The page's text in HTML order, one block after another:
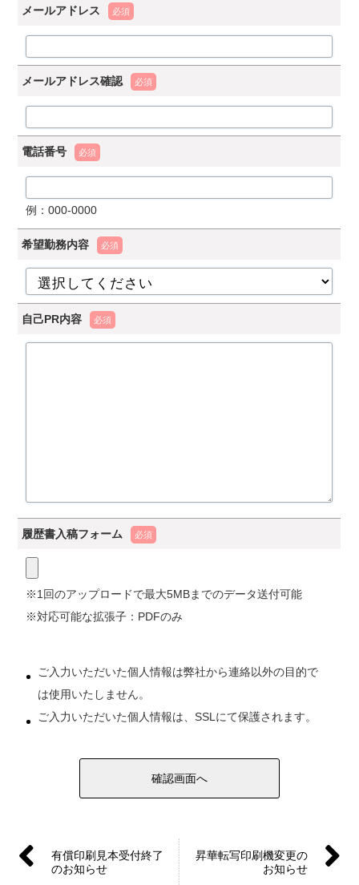
メールアドレス 必須
メールアドレス確認 必須
電話番号 必須
例：000-0000
希望勤務内容 必須
自己PR内容 必須
履歴書入稿フォーム 必須
※1回のアップロードで最大5MBまでのデータ送付可能
※対応可能な拡張子：PDFのみ
ご入力いただいた個人情報は弊社から連絡以外の目的で
は使用いたしません。
ご入力いただいた個人情報は、SSLにて保護されます。
有償印刷見本受付終了
のお知らせ
昇華転写印刷機変更の
お知らせ